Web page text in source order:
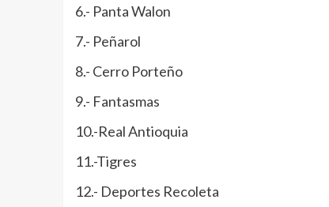
6.- Panta Walon
7.- Peñarol
8.- Cerro Porteño
9.- Fantasmas
10.-Real Antioquia
11.-Tigres
12.- Deportes Recoleta